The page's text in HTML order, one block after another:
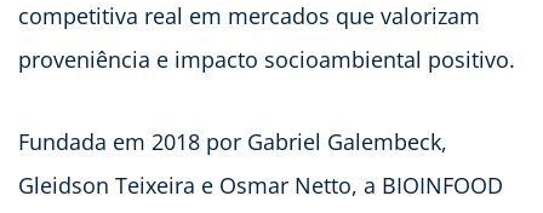
competitiva real em mercados que valorizam
proveniência e impacto socioambiental positivo.
Fundada em 2018 por Gabriel Galembeck,
Gleidson Teixeira e Osmar Netto, a BIOINFOOD